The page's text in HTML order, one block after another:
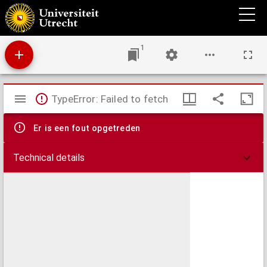
Nagelaten dichtwerken van S.F. : Onder de zinspreuk Studio fovetur ingenium.
1
Mirador
viewer
TypeError: Failed to fetch
Er is een fout opgetreden
Technical details